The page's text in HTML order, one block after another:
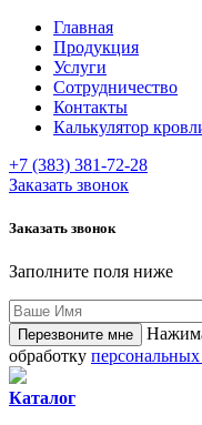
Главная
Продукция
Услуги
Сотрудничество
Контакты
Калькулятор
+7 (383) 381-72-28
Заказать звонок
Заказать звонок
Заполните поля ниже
обработку
Каталог